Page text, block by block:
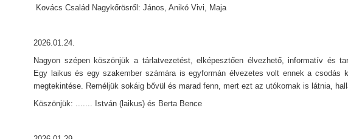
Kovács Család Nagykőrösről: János, Anikó Vivi, Maja
2026.01.24.
Nagyon szépen köszönjük a tárlatvezetést, elképesztően élvezhető, informatív és
Egy laikus és egy szakember számára is egyformán élvezetes volt ennek a csodás
megtekintése. Reméljük sokáig bővül és marad fenn, mert ezt az utókornak is látnia,
Köszönjük: ....... István (laikus) és Berta Bence